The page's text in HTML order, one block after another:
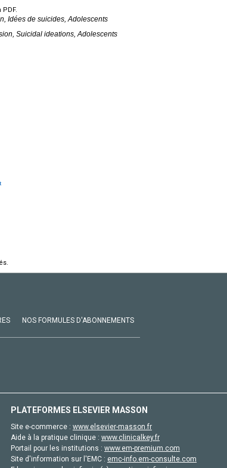
Idées de suicides, Adolescents
Suicidal ideations, Adolescents
NOS FORMULES D'ABONNEMENTS
PLATEFORMES ELSEVIER MASSON
Site e-commerce : www.elsevier-masson.fr
Aide à la pratique clinique : www.clinicalkey.fr
Portail pour les institutions : www.em-premium.com
Site d'information sur l'EMC : emc-info.em-consulte.com